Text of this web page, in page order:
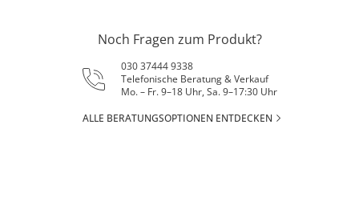
Noch Fragen zum Produkt?
030 37444 9338
Telefonische Beratung & Verkauf
Mo. – Fr. 9–18 Uhr, Sa. 9–17:30 Uhr
ALLE BERATUNGSOPTIONEN ENTDECKEN